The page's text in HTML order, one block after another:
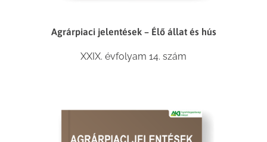
Agrárpiaci jelentések – Élő állat és hús
XXIX. évfolyam 14. szám